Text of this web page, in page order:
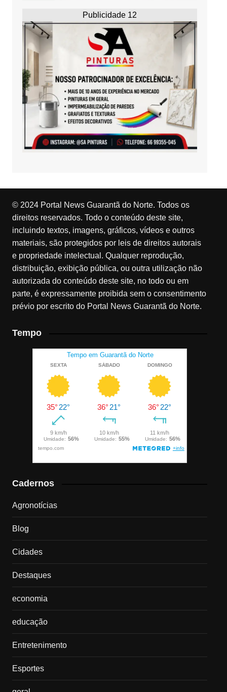
Publicidade 12
© 2024 Portal News Guarantã do Norte. Todos os
direitos reservados. Todo o conteúdo deste site,
incluindo textos, imagens, gráficos, vídeos e outros
materiais, são protegidos por leis de direitos autorais
e propriedade intelectual. Qualquer reprodução,
distribuição, exibição pública, ou outra utilização não
autorizada do conteúdo deste site, no todo ou em
parte, é expressamente proibida sem o consentimento
prévio por escrito do Portal News Guarantã do Norte.
Tempo
Cadernos
Agronotícias
Blog
Cidades
Destaques
economia
educação
Entretenimento
Esportes